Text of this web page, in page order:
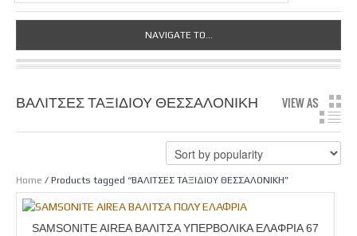
NAVIGATE TO...
ΒΑΛΙΤΣΕΣ ΤΑΞΙΔΙΟΥ ΘΕΣΣΑΛΟΝΙΚΗ VIEW AS
Home / Products tagged “ΒΑΛΙΤΣΕΣ ΤΑΞΙΔΙΟΥ ΘΕΣΣΑΛΟΝΙΚΗ”
SAMSONITE AIREA ΒΑΛΙΤΣΑ ΥΠΕΡΒΟΛΙΚΑ ΕΛΑΦΡΙΑ 67